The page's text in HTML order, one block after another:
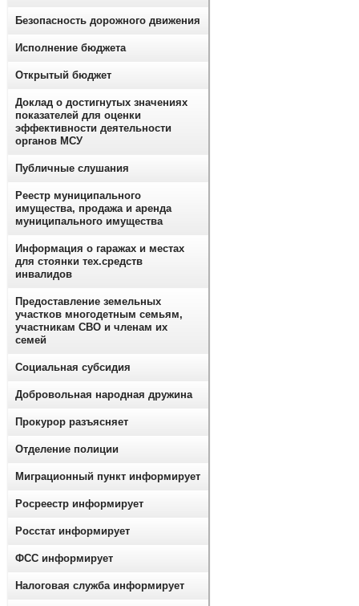
Безопасность дорожного движения
Исполнение бюджета
Открытый бюджет
Доклад о достигнутых значениях
показателей для оценки
эффективности деятельности
органов МСУ
Публичные слушания
Реестр муниципального
имущества, продажа и аренда
муниципального имущества
Информация о гаражах и местах
для стоянки тех.средств
инвалидов
Предоставление земельных
участков многодетным семьям,
участникам СВО и членам их
семей
Социальная субсидия
Добровольная народная дружина
Прокурор разъясняет
Отделение полиции
Миграционный пункт информирует
Росреестр информирует
Росстат информирует
ФСС информирует
Налоговая служба информирует